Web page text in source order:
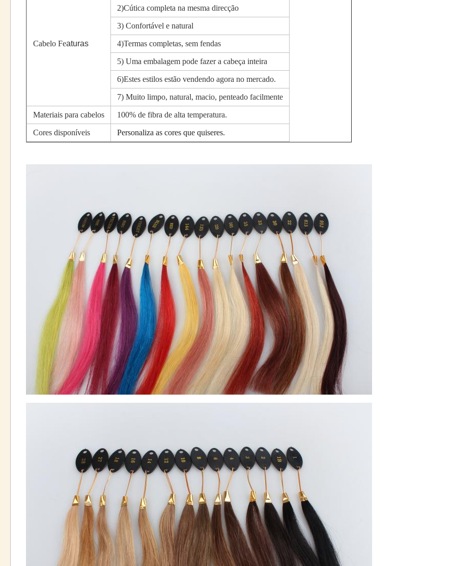
Cabelo Featuras
2)Cútica completa na mesma direcção
3) Confortável e natural
4)Termas completas, sem fendas
5) Uma embalagem pode fazer a cabeça inteira
6)Estes estilos estão vendendo agora no mercado.
7) Muito limpo, natural, macio, penteado facilmente
Materiais para cabelos 100% de fibra de alta temperatura.
Cores disponíveis Personaliza as cores que quiseres.